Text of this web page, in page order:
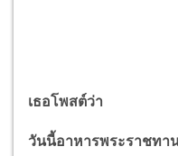
เธอโพสต์ว่า
วันนี้อาหารพระราชทา